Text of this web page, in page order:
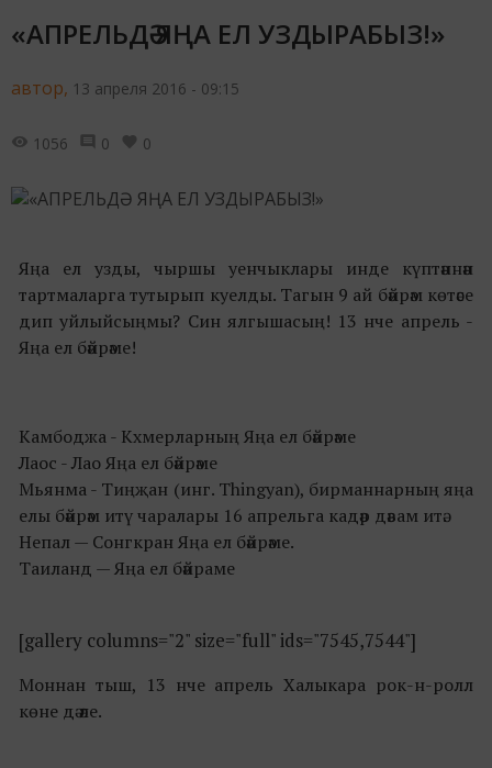
«АПРЕЛЬДӘ ЯҢА ЕЛ УЗДЫРАБЫЗ!»
автор, 13 апреля 2016 - 09:15
1056 0 0
Яңа ел узды, чыршы уенчыклары инде күптәннән
тартмаларга тутырып куелды. Тагын 9 ай бәйрәм көтәсе
дип уйлыйсыңмы? Син ялгышасың! 13 нче апрель -
Яңа ел бәйрәме!
Камбоджа - Кхмерларның Яңа ел бәйрәме
Лаос - Лао Яңа ел бәйрәме
Мьянма - Тиңҗан (инг. Thingyan), бирманнарның яңа
елы бәйрәм итү чаралары 16 апрельга кадәр дәвам итә.
Непал — Сонгкран Яңа ел бәйрәме.
Таиланд — Яңа ел бәйраме
[gallery columns="2" size="full" ids="7545,7544"]
Моннан тыш, 13 нче апрель Халыкара рок-н-ролл
көне дә әле.